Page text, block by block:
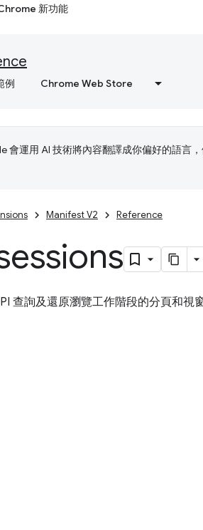
新功能
例 Chrome Web Store
會運用 AI 技術將內容翻譯成你偏好的語言
Manifest V2 Reference
查詢及還原瀏覽工作階段的分頁和視窗